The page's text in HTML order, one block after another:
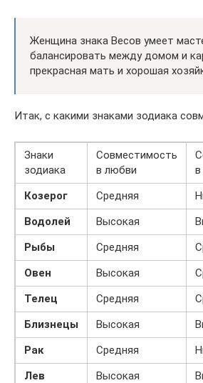
Женщина знака Весов умеет
балансировать между домом и
прекрасная мать и хорошая
Итак, с какими знаками зодиака
Знаки
зодиака
Совместимость
в любви
в
Козерог
Средняя
Водолей
Высокая
Рыбы
Средняя
Овен
Высокая
Телец
Средняя
Близнецы
Высокая
Рак
Средняя
Лев
Высокая